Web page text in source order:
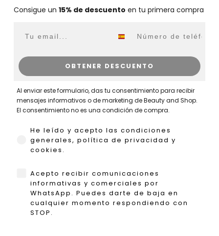
Consigue un 15% de descuento en tu primera compra
OBTENER DESCUENTO
Al enviar este formulario, das tu consentimiento para recibir
mensajes informativos o de marketing de Beauty and Shop.
El consentimiento no es una condición de compra.
He leído y acepto las condiciones
He leído y acepto las condiciones
generales, política de privacidad y
cookies.
WhatsApp
Acepto recibir comunicaciones
informativas y comerciales por
WhatsApp. Puedes darte de baja en
cualquier momento respondiendo con
STOP.